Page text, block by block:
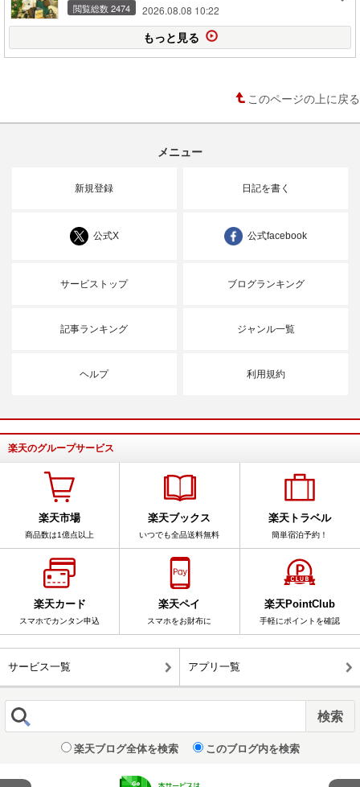
閲覧総数 2474 2026.08.08 10:22
もっと見る
このページの上に戻る
メニュー
新規登録 日記を書く
公式X 公式facebook
サービストップ ブログランキング
記事ランキング ジャンル一覧
ヘルプ 利用規約
楽天のグループサービス
楽天市場
商品数は1億点以上
楽天ブックス
いつでも全品送料無料
楽天トラベル
簡単宿泊予約！
楽天カード
スマホでカンタン申込
楽天ペイ
スマホをお財布に
楽天PointClub
手軽にポイントを確認
サービス一覧 アプリ一覧
楽天ブログ全体を検索 このブログ内を検索